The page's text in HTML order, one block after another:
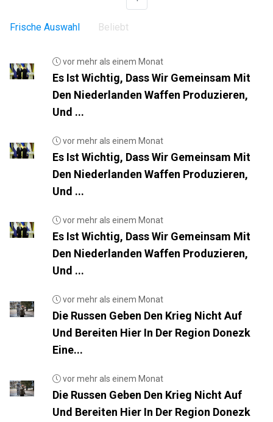
Frische Auswahl Beliebt
vor mehr als einem Monat
Es Ist Wichtig, Dass Wir Gemeinsam Mit
Den Niederlanden Waffen Produzieren,
Und ...
vor mehr als einem Monat
Es Ist Wichtig, Dass Wir Gemeinsam Mit
Den Niederlanden Waffen Produzieren,
Und ...
vor mehr als einem Monat
Es Ist Wichtig, Dass Wir Gemeinsam Mit
Den Niederlanden Waffen Produzieren,
Und ...
vor mehr als einem Monat
Die Russen Geben Den Krieg Nicht Auf
Und Bereiten Hier In Der Region Donezk
Eine...
vor mehr als einem Monat
Die Russen Geben Den Krieg Nicht Auf
Und Bereiten Hier In Der Region Donezk